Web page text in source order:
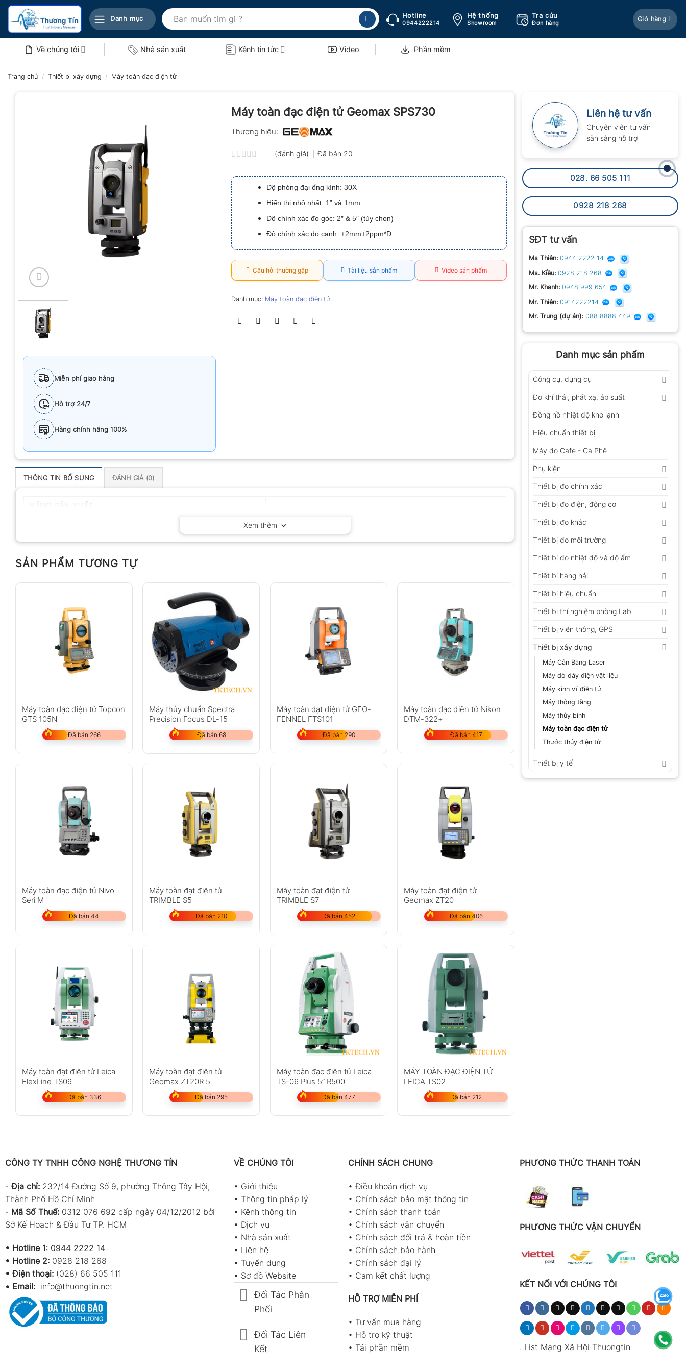
Bỏ
nội
Danh mục
Tìm
kiếm:
Hotline
0944222214
Hệ thống
Showroom
Tra cứu
Đơn hàng
Giỏ hàng
Về chúng tôi Nhà sản xuất Kênh tin tức Video Phần mềm
Trang chủ / Thiết bị xây dựng / Máy toàn đạc điện tử
Liên hệ tư vấn
Chuyên viên tư vấn
sẵn sàng hỗ trợ
028. 66 505 111
0928 218 268
SĐT tư vấn
Ms Thiên: 0944 2222 14
Ms. Kiều: 0928 218 268
Mr. Khanh: 0948 999 654
Mr. Thiên: 0914222214
Mr. Trung (dự án): 088 8888 449
Danh mục sản phẩm
Công cụ, dụng cụ
Đo khí thải, phát xạ, áp suất
Đồng hồ nhiệt độ kho lạnh
Hiệu chuẩn thiết bị
Máy đo Cafe - Cà Phê
Phụ kiện
Thiết bị đo chính xác
Thiết bị đo điện, động cơ
Thiết bị đo khác
Thiết bị đo môi trường
Thiết bị đo nhiệt độ và độ ẩm
Thiết bị hàng hải
Thiết bị hiệu chuẩn
Thiết bị thí nghiệm phòng Lab
Thiết bị viễn thông, GPS
Thiết bị xây dựng
Máy Cân Bằng Laser
Máy dò dây điện vật liệu
Máy kinh vĩ điện tử
Máy thông tầng
Máy thủy bình
Máy toàn đạc điện tử
Thước thủy điện tử
Thiết bị y tế
Miễn phí giao hàng
Hỗ trợ 24/7
Hàng chính hãng 100%
Máy toàn đạc điện tử Geomax SPS730
Thương hiệu:
xếp
hạng
0.0
5
sao
(đánh giá) Đã bán 20
Độ phóng đại ống kính: 30X
Hiển thị nhỏ nhất: 1” và 1mm
Độ chính xác đo góc: 2″ & 5″ (tùy chọn)
Độ chính xác đo cạnh: ±2mm+2ppm*D
Câu hỏi thường gặp Tài liệu sản phẩm Video sản phẩm
Danh mục: Máy toàn đạc điện tử
THÔNG TIN BỔ SUNG ĐÁNH GIÁ (0)
Xem thêm
SẢN PHẨM TƯƠNG TỰ
Máy toàn đạc điện tử Topcon
GTS 105N
Đã bán 266
Máy thủy chuẩn Spectra
Precision Focus DL-15
Đã bán 68
Máy toàn đạt điện tử GEO-
FENNEL FTS101
Đã bán 290
Máy toàn đạc điện tử Nikon
DTM-322+
Đã bán 417
Máy toàn đạc điện tử Nivo
Seri M
Đã bán 44
Máy toàn đạt điện tử
TRIMBLE S5
Đã bán 210
Máy toàn đạt điện tử
TRIMBLE S7
Đã bán 452
Máy toàn đạt điện tử
Geomax ZT20
Đã bán 406
Máy toàn đạt điện tử Leica
FlexLine TS09
Đã bán 336
Máy toàn đạt điện tử
Geomax ZT20R 5
Đã bán 295
Máy toàn đạc điện tử Leica
TS-06 Plus 5” R500
Đã bán 477
MÁY TOÀN ĐẠC ĐIỆN TỬ
LEICA TS02
Đã bán 212
CÔNG TY TNHH CÔNG NGHỆ THƯƠNG TÍN
-Địa chỉ: 232/14 Đường Số 9, phường Thông Tây Hội,
Thành Phố Hồ Chí Minh
- Mã Số Thuế: 0312 076 692 cấp ngày 04/12/2012 bởi
Sở Kế Hoạch & Đầu Tư TP. HCM
• Hotline 1: 0944 2222 14
• Hotline 2: 0928 218 268
• Điện thoại: (028) 66 505 111
• Email: info@thuongtin.net
VỀ CHÚNG TÔI
• Giới thiệu
• Thông tin pháp lý
• Kênh thông tin
• Dịch vụ
• Nhà sản xuất
• Liên hệ
• Tuyển dụng
• Sơ đồ Website
Đối Tác Phân
Phối
Đối Tác Liên
Kết
CHÍNH SÁCH CHUNG
•Điều khoản dịch vụ
• Chính sách bảo mật thông tin
• Chính sách thanh toán
• Chính sách vận chuyển
• Chính sách đổi trả & hoàn tiền
• Chính sách bảo hành
• Chính sách đại lý
• Cam kết chất lượng
HỖ TRỢ MIỄN PHÍ
• Tư vấn mua hàng
• Hỗ trợ kỹ thuật
• Tải phần mềm
PHƯƠNG THỨC THANH TOÁN
PHƯƠNG THỨC VẬN CHUYỂN
KẾT NỐI VỚI CHÚNG TÔI
. List Mạng Xã Hội Thuongtin